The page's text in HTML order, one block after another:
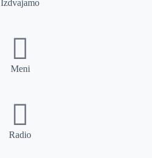
Izdvajamo
Meni
Radio